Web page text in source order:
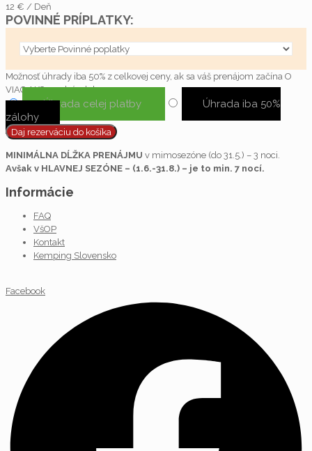
12 € / Deň
POVINNÉ PRÍPLATKY:
Možnosť úhrady iba 50% z celkovej ceny, ak sa váš prenájom začína O
VIAC AKO 30 dní od dnes
Úhrada celej platby
Úhrada iba 50%
zálohy
Daj rezerváciu do košíka
MINIMÁLNA DĹŽKA PRENÁJMU v mimosezóne (do 31.5.) – 3 noci.
Avšak v HLAVNEJ SEZÓNE – (1.6.-31.8.) – je to min. 7 nocí.
Informácie
FAQ
VšOP
Kontakt
Kemping Slovensko
Facebook